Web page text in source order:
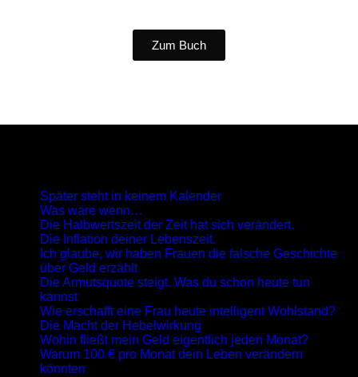
Zum Buch
Später steht in keinem Kalender
Was wäre wenn…
Die Halbwertszeit der Zeit hat sich verändert.
Die Inflation deiner Lebenszeit.
Ich glaube, wir haben Frauen die falsche Geschichte
über Geld erzählt
Die Armutsquote steigt. Was du schon heute tun
kannst
Wie erschafft eine Frau heute intelligent Wohlstand?
Die Macht der Hebelwirkung
Wohin fließt mein Geld eigentlich jeden Monat?
Warum 100 € pro Monat dein Leben verändern
könnten